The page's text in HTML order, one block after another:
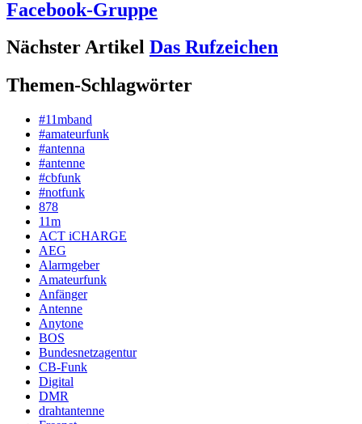
Facebook-Gruppe
Nächster Artikel Das Rufzeichen
Themen-Schlagwörter
#11mband
#amateurfunk
#antenna
#antenne
#cbfunk
#notfunk
878
11m
ACT iCHARGE
AEG
Alarmgeber
Amateurfunk
Anfänger
Antenne
Anytone
BOS
Bundesnetzagentur
CB-Funk
Digital
DMR
drahtantenne